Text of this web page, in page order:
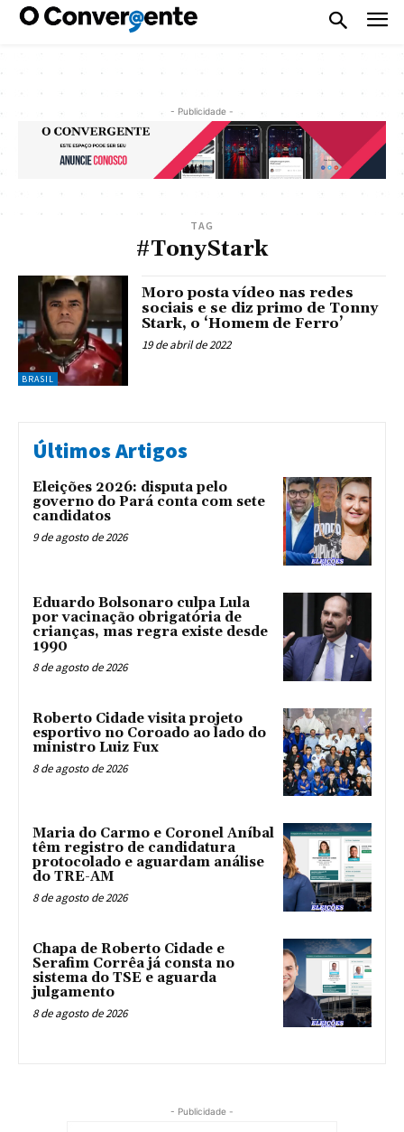
- Publicidade -
TAG
#TonyStark
BRASIL
Moro posta vídeo nas redes
sociais e se diz primo de Tonny
Stark, o ‘Homem de Ferro’
19 de abril de 2022
Últimos Artigos
Eleições 2026: disputa pelo
governo do Pará conta com sete
candidatos
9 de agosto de 2026
Eduardo Bolsonaro culpa Lula
por vacinação obrigatória de
crianças, mas regra existe desde
1990
8 de agosto de 2026
Roberto Cidade visita projeto
esportivo no Coroado ao lado do
ministro Luiz Fux
8 de agosto de 2026
Maria do Carmo e Coronel Aníbal
têm registro de candidatura
protocolado e aguardam análise
do TRE-AM
8 de agosto de 2026
Chapa de Roberto Cidade e
Serafim Corrêa já consta no
sistema do TSE e aguarda
julgamento
8 de agosto de 2026
- Publicidade -